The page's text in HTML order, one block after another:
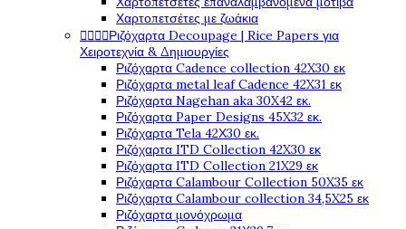
Χαρτοπετσέτες με ζωάκια
Ριζόχαρτα Decoupage | Rice Papers για
Χειροτεχνία & Δημιουργίες
Ριζόχαρτα Cadence collection 42X30 εκ
Ριζόχαρτα metal leaf Cadence 42X31 εκ
Ριζόχαρτα Nagehan aka 30X42 εκ.
Ριζόχαρτα Paper Designs 45X32 εκ.
Ριζόχαρτα Tela 42Χ30 εκ.
Ριζόχαρτα ITD Collection 42X30 εκ
Ριζόχαρτα ITD Collection 21X29 εκ
Ριζόχαρτα Calambour Collection 50X35 εκ
Ριζόχαρτα Calambour collection 34,5X25 εκ
Ριζόχαρτα μονόχρωμα